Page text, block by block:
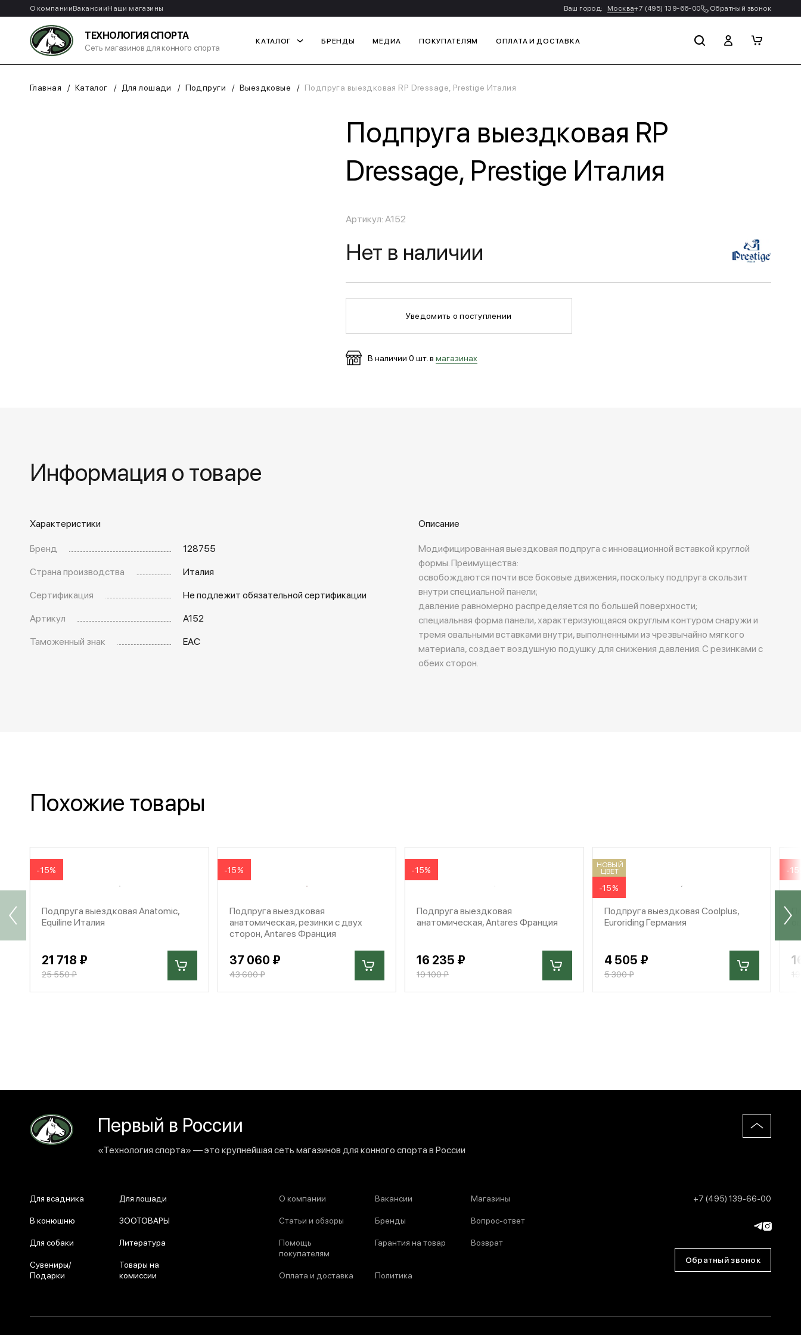
О компанииВакансииНаши магазины Ваш город: Москва+7 (495) 139-66-00 Обратный звонок
ТЕХНОЛОГИЯ СПОРТА
Сеть магазинов для конного спорта
КАТАЛОГ БРЕНДЫ МЕДИА ПОКУПАТЕЛЯМ ОПЛАТА И ДОСТАВКА
Главная Каталог Для лошади Подпруги Выездковые Подпруга выездковая RP Dressage, Prestige Италия
Подпруга выездковая RP
Dressage, Prestige Италия
Артикул: A152
Нет в наличии
Уведомить о поступлении
В наличии 0 шт. в магазинах
Информация о товаре
Характеристики
Бренд
128755
Страна производства
Италия
Сертификация
Не подлежит обязательной сертификации
Артикул
A152
Таможенный знак
EAC
Описание
Модифицированная выездковая подпруга с инновационной вставкой круглой
формы. Преимущества:
освобождаются почти все боковые движения, поскольку подпруга скользит
внутри специальной панели;
давление равномерно распределяется по большей поверхности;
специальная форма панели, характеризующаяся округлым контуром снаружи и
тремя овальными вставками внутри, выполненными из чрезвычайно мягкого
материала, создает воздушную подушку для снижения давления. С резинками с
обеих сторон.
Похожие товары
-15%
Подпруга выездковая Anatomic,
Equiline Италия
21 718 ₽
25 550 ₽
-15%
Подпруга выездковая
анатомическая, резинки с двух
сторон, Antares Франция
37 060 ₽
43 600 ₽
-15%
Подпруга выездковая
анатомическая, Antares Франция
16 235 ₽
19 100 ₽
НОВЫЙ
ЦВЕТ
-15%
Подпруга выездковая Coolplus,
Euroriding Германия
4 505 ₽
5 300 ₽
-
Первый в России
«Технология спорта» — это крупнейшая сеть магазинов для конного спорта в России
Для всадника Для лошади
В конюшню ЗООТОВАРЫ
Для собаки Литература
Сувениры/
Подарки
Товары на
комиссии
О компании Вакансии Магазины
Статьи и обзоры Бренды Вопрос-ответ
Помощь
покупателям
Гарантия на товар Возврат
Оплата и доставка Политика
+7 (495) 139-66-00
Обратный звонок